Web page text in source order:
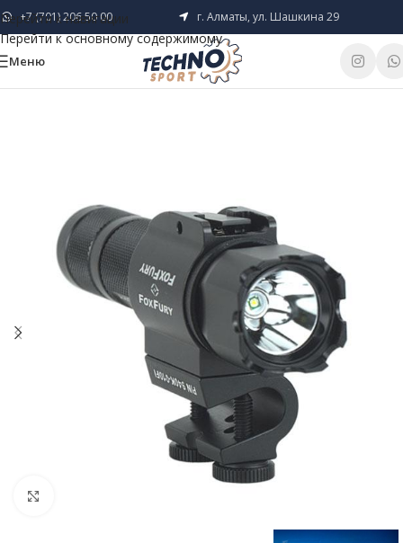
Перейти к навигации
Перейти к основному содержимому
+7 (701) 206 50 00 г. Алматы, ул. Шашкина 29
Меню